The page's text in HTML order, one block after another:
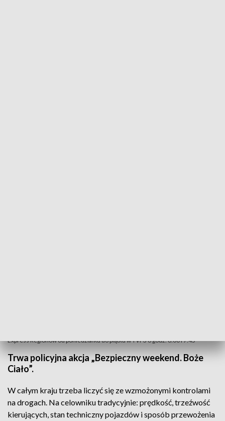
Express Regionów od poniedziałku do piątku w TVP3 o godz. 6:00 i 7:45
Trwa policyjna akcja „Bezpieczny weekend. Boże
Ciało”.
W całym kraju trzeba liczyć się ze wzmożonymi kontrolami
na drogach. Na celowniku tradycyjnie: prędkość, trzeźwość
kierujących, stan techniczny pojazdów i sposób przewożenia